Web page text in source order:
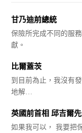
甘乃迪前總統
保險所完成不同的服
獻。
比爾蓋茨
到目前為止，我沒有
地解…
英國前首相 邱吉爾
如果我可以， 我要把